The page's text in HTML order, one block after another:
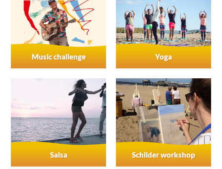
Music challenge Yoga
Salsa Schilder workshop